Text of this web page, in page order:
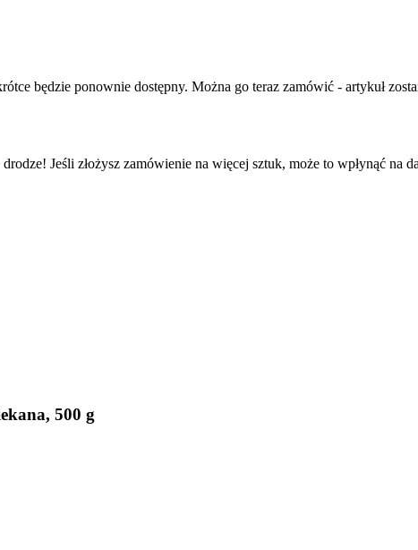
będzie ponownie dostępny. Można go teraz zamówić - artykuł
Jeśli złożysz zamówienie na więcej sztuk, może to wpłynąć na
500 g